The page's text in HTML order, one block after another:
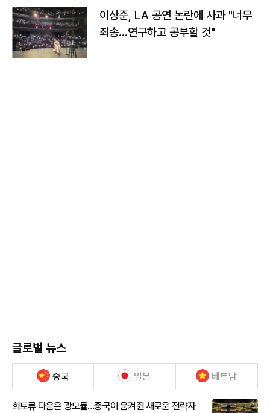
이상준, LA 공연 논란에 사과 "너무
죄송…연구하고 공부할 것"
글로벌 뉴스
중국 일본 베트남
희토류 다음은 광모듈…중국이 움켜쥔 새로운 전략자